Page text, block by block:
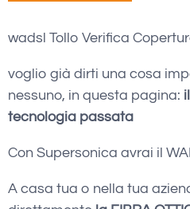
wadsl Tollo Verifica
voglio già dirti una cosa
nessuno, in questa pagina:
tecnologia passata
Con Supersonica avrai il
A casa tua o nella tua